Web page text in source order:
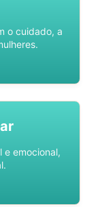
o cuidado, a
e emocional,